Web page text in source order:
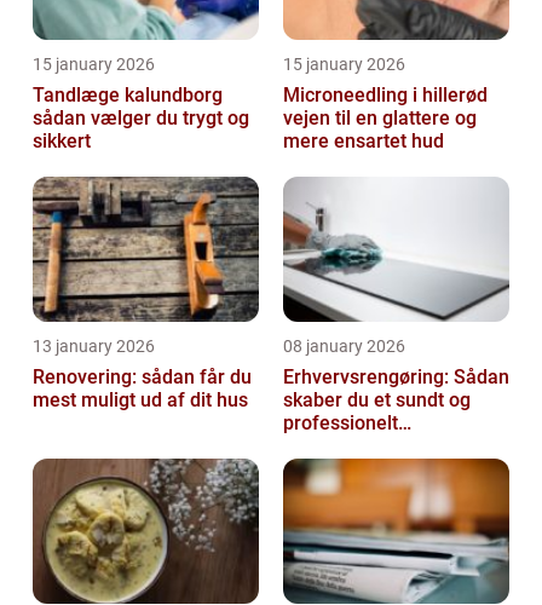
15 january 2026
Tandlæge kalundborg
sådan vælger du trygt og
sikkert
15 january 2026
Microneedling i hillerød
vejen til en glattere og
mere ensartet hud
13 january 2026
Renovering: sådan får du
mest muligt ud af dit hus
08 january 2026
Erhvervsrengøring: Sådan
skaber du et sundt og
professionelt